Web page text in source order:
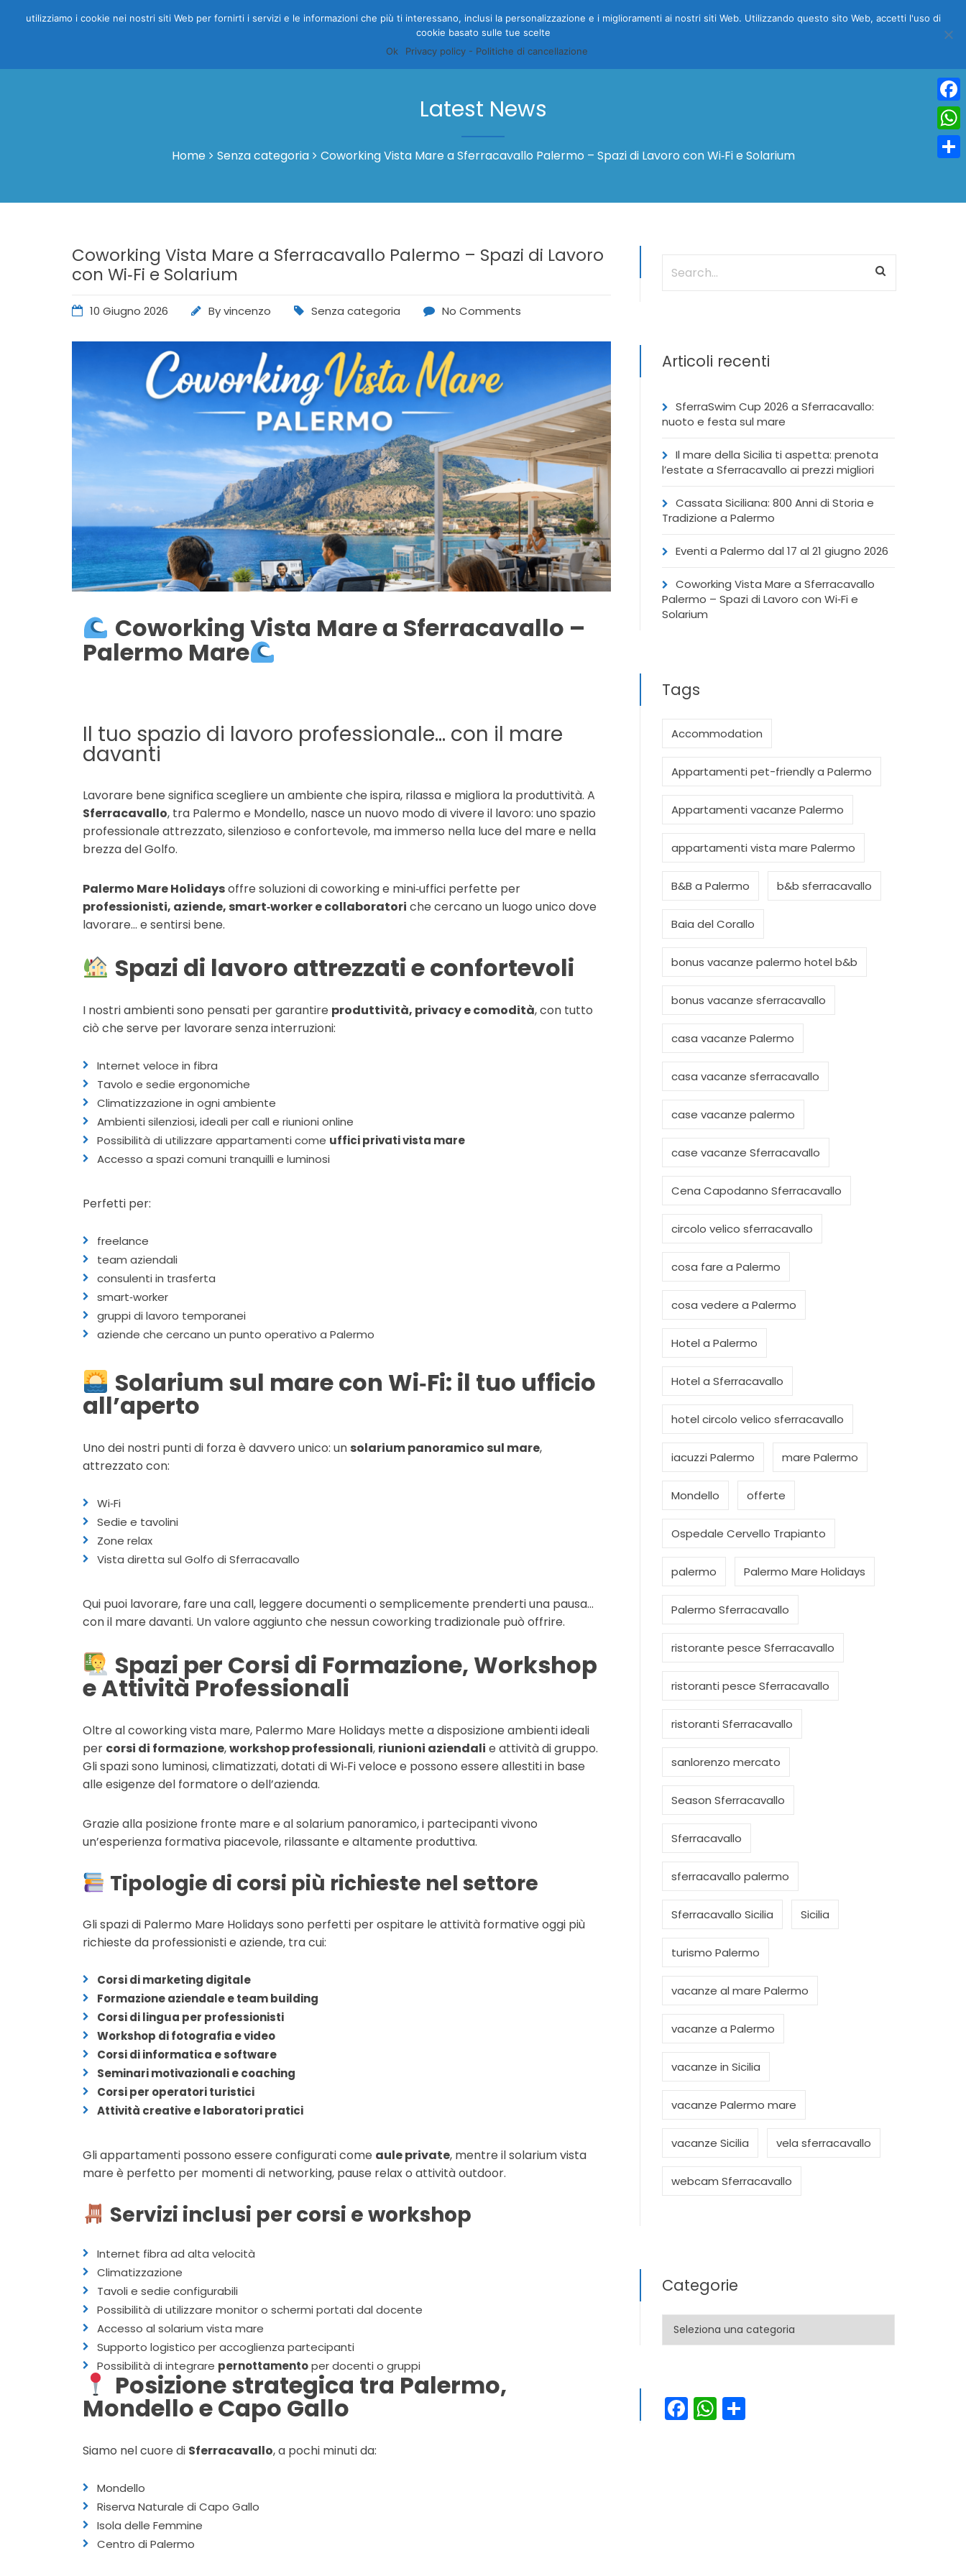
CAMERE GALLERY
Latest News
Home Senza categoria Coworking Vista Mare a Sferracavallo Palermo – Spazi di Lavoro con Wi‑Fi e Solarium
Coworking Vista Mare a Sferracavallo Palermo – Spazi di Lavoro
con Wi‑Fi e Solarium
10 Giugno 2026 Byvincenzo Senza categoria No Comments
Coworking Vista Mare a Sferracavallo –
Palermo Mare
Il tuo spazio di lavoro professionale… con il mare
davanti
Lavorare bene significa scegliere un ambiente che ispira, rilassa e migliora la produttività. A
Sferracavallo, tra Palermo e Mondello, nasce un nuovo modo di vivere il lavoro: uno spazio
professionale attrezzato, silenzioso e confortevole, ma immerso nella luce del mare e nella
brezza del Golfo.
Palermo Mare Holidaysoffre soluzioni di coworking e mini‑uffici perfette per
professionisti, aziende, smart‑worker e collaboratori che cercano un luogo unico dove
lavorare… e sentirsi bene.
Spazi di lavoro attrezzati e confortevoli
I nostri ambienti sono pensati per garantire produttività, privacy e comodità, con tutto
ciò che serve per lavorare senza interruzioni:
Internet veloce in fibra
Tavolo e sedie ergonomiche
Climatizzazione in ogni ambiente
Ambienti silenziosi, ideali per call e riunioni online
Possibilità di utilizzare appartamenti come uffici privati vista mare
Accesso a spazi comuni tranquilli e luminosi
Perfetti per:
freelance
team aziendali
consulenti in trasferta
smart‑worker
gruppi di lavoro temporanei
aziende che cercano un punto operativo a Palermo
Solarium sul mare con Wi‑Fi: il tuo ufficio
all’aperto
Uno dei nostri punti di forza è davvero unico: un solarium panoramico sul mare,
attrezzato con:
Wi‑Fi
Sedie e tavolini
Zone relax
Vista diretta sul Golfo di Sferracavallo
Qui puoi lavorare, fare una call, leggere documenti o semplicemente prenderti una pausa…
con il mare davanti. Un valore aggiunto che nessun coworking tradizionale può offrire.
Spazi per Corsi di Formazione, Workshop
e Attività Professionali
Oltre al coworking vista mare, Palermo Mare Holidays mette a disposizione ambienti ideali
per corsi di formazione,workshop professionali, riunioni aziendali e attività di gruppo.
Gli spazi sono luminosi, climatizzati, dotati di Wi‑Fi veloce e possono essere allestiti in base
alle esigenze del formatore o dell’azienda.
Grazie alla posizione fronte mare e al solarium panoramico, i partecipanti vivono
un’esperienza formativa piacevole, rilassante e altamente produttiva.
Tipologie di corsi più richieste nel settore
Gli spazi di Palermo Mare Holidays sono perfetti per ospitare le attività formative oggi più
richieste da professionisti e aziende, tra cui:
Corsi di marketing digitale
Formazione aziendale e team building
Corsi di lingua per professionisti
Workshop di fotografia e video
Corsi di informatica e software
Seminari motivazionali e coaching
Corsi per operatori turistici
Attività creative e laboratori pratici
Gli appartamenti possono essere configurati come aule private, mentre il solarium vista
mare è perfetto per momenti di networking, pause relax o attività outdoor.
Servizi inclusi per corsi e workshop
Internet fibra ad alta velocità
Climatizzazione
Tavoli e sedie configurabili
Possibilità di utilizzare monitor o schermi portati dal docente
Accesso al solarium vista mare
Supporto logistico per accoglienza partecipanti
Possibilità di integrare pernottamentoper docenti o gruppi
Posizione strategica tra Palermo,
Mondello e Capo Gallo
Siamo nel cuore di Sferracavallo, a pochi minuti da:
Mondello
Riserva Naturale di Capo Gallo
Isola delle Femmine
Centro di Palermo
Articoli recenti
SferraSwim Cup 2026 a Sferracavallo:
nuoto e festa sul mare
Il mare della Sicilia ti aspetta: prenota
l’estate a Sferracavallo ai prezzi migliori
Cassata Siciliana: 800 Anni di Storia e
Tradizione a Palermo
Eventi a Palermo dal 17 al 21 giugno 2026
Coworking Vista Mare a Sferracavallo
Palermo – Spazi di Lavoro con Wi‑Fi e
Solarium
Tags
Accommodation
Appartamenti pet-friendly a Palermo
Appartamenti vacanze Palermo
appartamenti vista mare Palermo
B&B a Palermo b&b sferracavallo
Baia del Corallo
bonus vacanze palermo hotel b&b
bonus vacanze sferracavallo
casa vacanze Palermo
casa vacanze sferracavallo
case vacanze palermo
case vacanze Sferracavallo
Cena Capodanno Sferracavallo
circolo velico sferracavallo
cosa fare a Palermo
cosa vedere a Palermo
Hotel a Palermo
Hotel a Sferracavallo
hotel circolo velico sferracavallo
iacuzzi Palermo mare Palermo
Mondello offerte
Ospedale Cervello Trapianto
palermo Palermo Mare Holidays
Palermo Sferracavallo
ristorante pesce Sferracavallo
ristoranti pesce Sferracavallo
ristoranti Sferracavallo
sanlorenzo mercato
Season Sferracavallo
Sferracavallo
sferracavallo palermo
Sferracavallo Sicilia Sicilia
turismo Palermo
vacanze al mare Palermo
vacanze a Palermo
vacanze in Sicilia
vacanze Palermo mare
vacanze Sicilia vela sferracavallo
webcam Sferracavallo
Categorie
Categorie
Facebook
WhatsApp
Condividi
utilizziamo i cookie nei nostri siti Web per fornirti i servizi e le informazioni che più ti interessano, inclusi la personalizzazione e i miglioramenti ai nostri siti Web. Utilizzando questo sito Web, accetti l'uso di
cookie basato sulle tue scelte
Ok
Privacy policy - Politiche di cancellazione